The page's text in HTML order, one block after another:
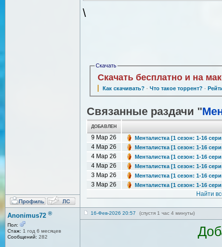
\
Скачать
Скачать бесплатно и на
Как скачивать? · Что такое торрент? ·
Связанные раздачи "
ДОБАВЛЕН
9 Мар 26 Менталистка [1 сезон: 1-16
4 Мар 26 Менталистка [1 сезон: 1-16
4 Мар 26 Менталистка [1 сезон: 1-16
4 Мар 26 Менталистка [1 сезон: 1-16
3 Мар 26 Менталистка [1 сезон: 1-16
3 Мар 26 Менталистка [1 сезон: 1-16
Найти
Anonimus72 ®
Пол:
Стаж: 1 год 6 месяцев
Сообщений: 282
16-Фев-2026 20:57 (спустя 1 час 4 минуты)